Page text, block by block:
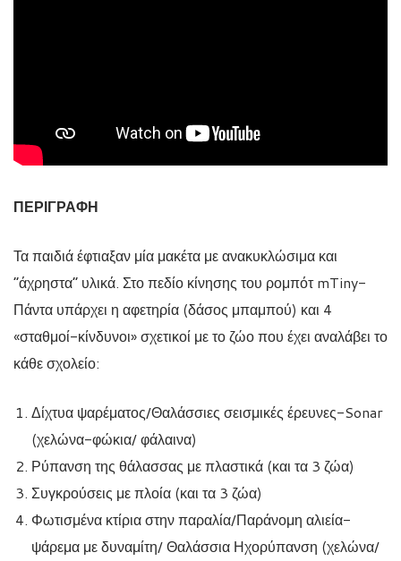
ΠΕΡΙΓΡΑΦΗ
Τα παιδιά έφτιαξαν μία μακέτα με ανακυκλώσιμα και
“άχρηστα” υλικά. Στο πεδίο κίνησης του ρομπότ mTiny-
Πάντα υπάρχει η αφετηρία (δάσος μπαμπού) και 4
«σταθμοί-κίνδυνοι» σχετικοί με το ζώο που έχει αναλάβει το
κάθε σχολείο:
Δίχτυα ψαρέματος/Θαλάσσιες σεισμικές έρευνες-Sonar
(χελώνα-φώκια/ φάλαινα)
Ρύπανση της θάλασσας με πλαστικά (και τα 3 ζώα)
Συγκρούσεις με πλοία (και τα 3 ζώα)
Φωτισμένα κτίρια στην παραλία/Παράνομη αλιεία-
ψάρεμα με δυναμίτη/ Θαλάσσια Ηχορύπανση (χελώνα/